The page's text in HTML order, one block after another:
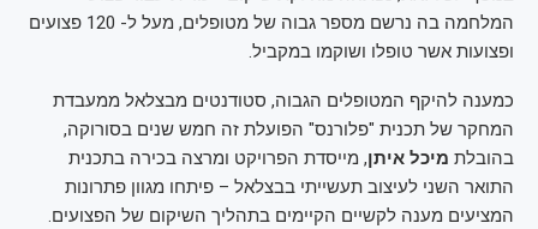
המלחמה בה נרשם מספר גבוה של מטופלים, מעל ל- 120 פצועים
ופצועות אשר טופלו ושוקמו במקביל.
כמענה להיקף המטופלים הגבוה, סטודנטים מבצלאל ממעבדת
המחקר של תכנית "פלורנס" הפועלת זה חמש שנים בסורוקה,
בהובלת מיכל איתן, מייסדת הפרויקט ומרצה בכירה בתכנית
התואר השני לעיצוב תעשייתי בבצלאל – פיתחו מגוון פתרונות
המציעים מענה לקשיים הקיימים בתהליך השיקום של הפצועים.